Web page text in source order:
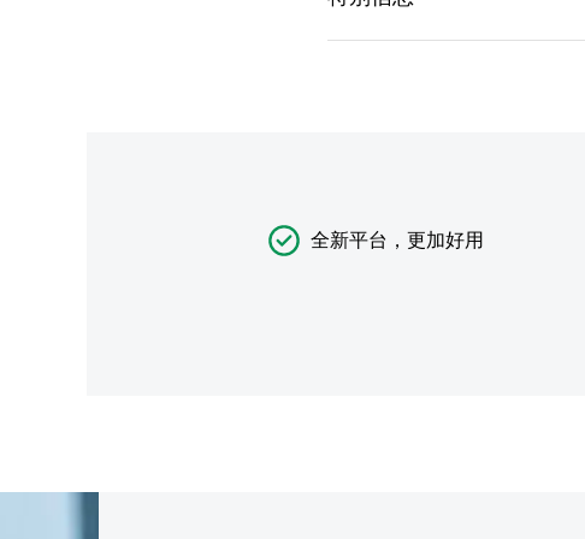
全新平台，更加好用